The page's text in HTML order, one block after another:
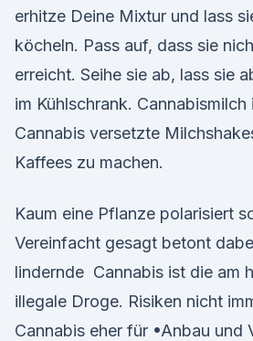
erhitze Deine Mixtur und lass
köcheln. Pass auf, dass sie
erreicht. Seihe sie ab, lass sie
im Kühlschrank.
Cannabis versetzte
Kaffees zu machen.
Kaum eine Pflanze polarisiert
Vereinfacht gesagt betont
lindernde Cannabis ist die am
illegale Droge. Risiken nicht
Cannabis eher für •Anbau und